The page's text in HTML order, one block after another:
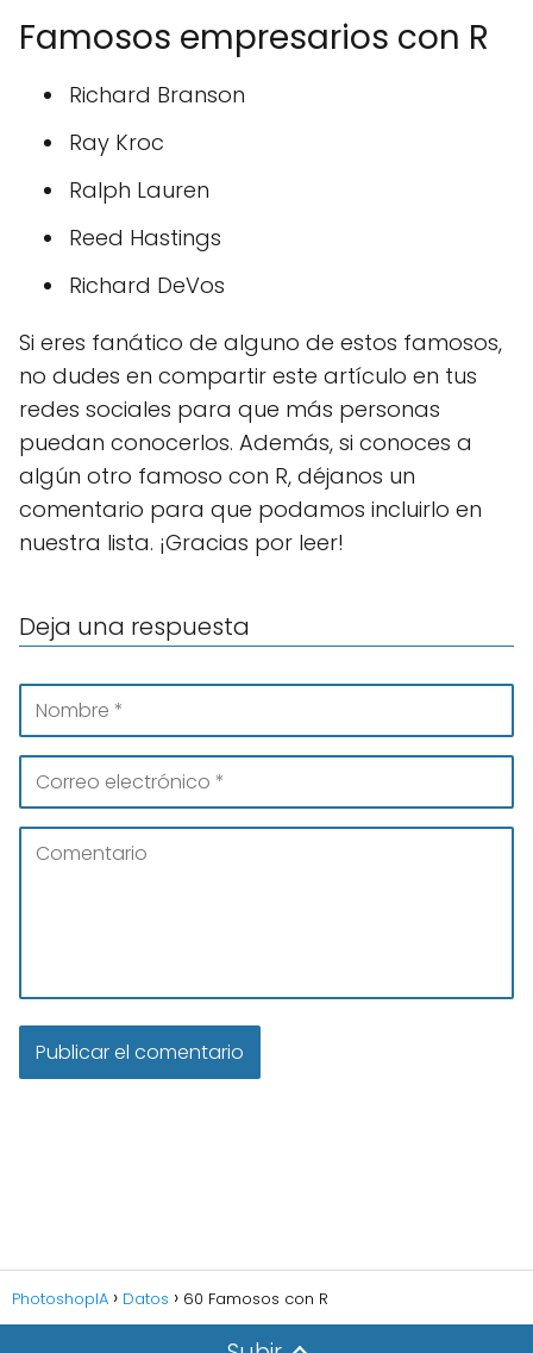
Famosos empresarios con R
Richard Branson
Ray Kroc
Ralph Lauren
Reed Hastings
Richard DeVos
Si eres fanático de alguno de estos famosos,
no dudes en compartir este artículo en tus
redes sociales para que más personas
puedan conocerlos. Además, si conoces a
algún otro famoso con R, déjanos un
comentario para que podamos incluirlo en
nuestra lista. ¡Gracias por leer!
Deja una respuesta
PhotoshopIA Datos 60 Famosos con R